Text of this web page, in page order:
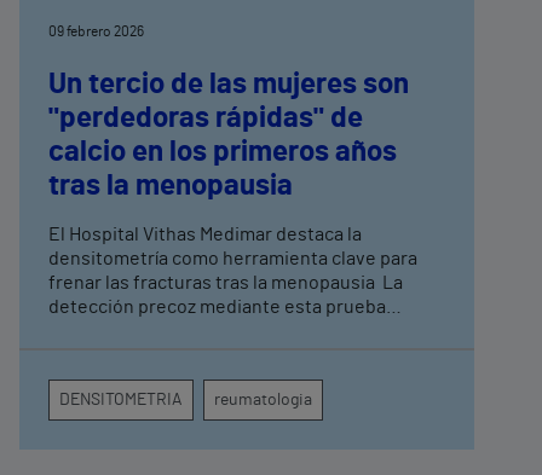
09 febrero 2026
Un tercio de las mujeres son
"perdedoras rápidas" de
calcio en los primeros años
tras la menopausia
El Hospital Vithas Medimar destaca la
densitometría como herramienta clave para
frenar las fracturas tras la menopausia La
detección precoz mediante esta prueba
vertebral o de cadera
DENSITOMETRIA reumatologia